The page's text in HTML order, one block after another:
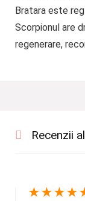
Bratara este
Scorpionul are
regenerare,
Recenzii
★★★★